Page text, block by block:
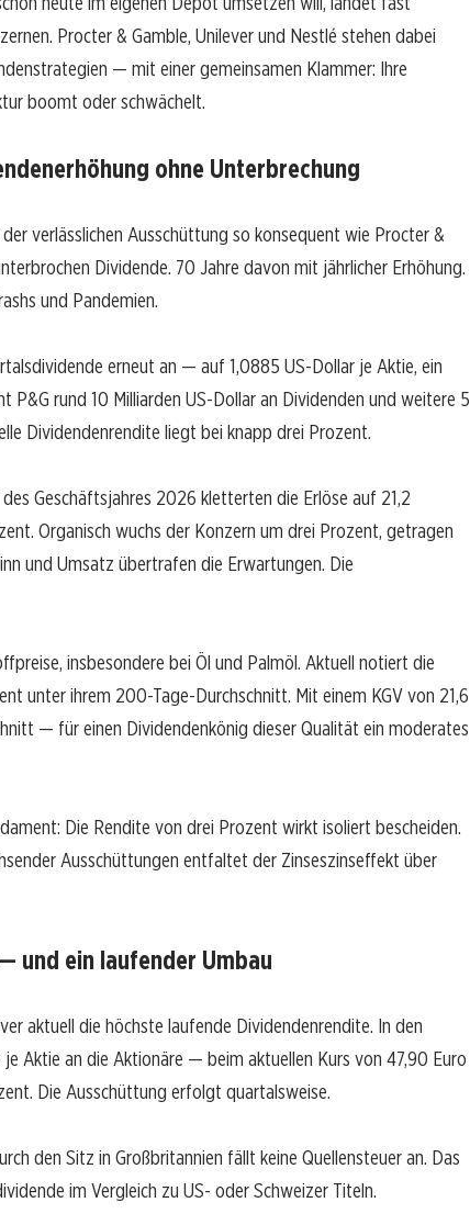
Procter & Gamble, Unilever und Nestlé stehen dabei
— mit einer gemeinsamen Klammer: Ihre
boomt oder schwächelt.
ohne Unterbrechung
verlässlichen Ausschüttung so konsequent wie Procter &
Dividende. 70 Jahre davon mit jährlicher Erhöhung.
und Pandemien.
erneut an — auf 1,0885 US-Dollar je Aktie, ein
P&G rund 10 Milliarden US-Dollar an Dividenden und weitere 5
Dividendenrendite liegt bei knapp drei Prozent.
Geschäftsjahres 2026 kletterten die Erlöse auf 21,2
Organisch wuchs der Konzern um drei Prozent, getragen
und Umsatz übertrafen die Erwartungen. Die
insbesondere bei Öl und Palmöl. Aktuell notiert die
unter ihrem 200-Tage-Durchschnitt. Mit einem KGV von 21,6
— für einen Dividendenkönig dieser Qualität ein moderates
Die Rendite von drei Prozent wirkt isoliert bescheiden.
Ausschüttungen entfaltet der Zinseszinseffekt über
und ein laufender Umbau
aktuell die höchste laufende Dividendenrendite. In den
Aktie an die Aktionäre — beim aktuellen Kurs von 47,90 Euro
Die Ausschüttung erfolgt quartalsweise.
den Sitz in Großbritannien fällt keine Quellensteuer an. Das
im Vergleich zu US- oder Schweizer Titeln.